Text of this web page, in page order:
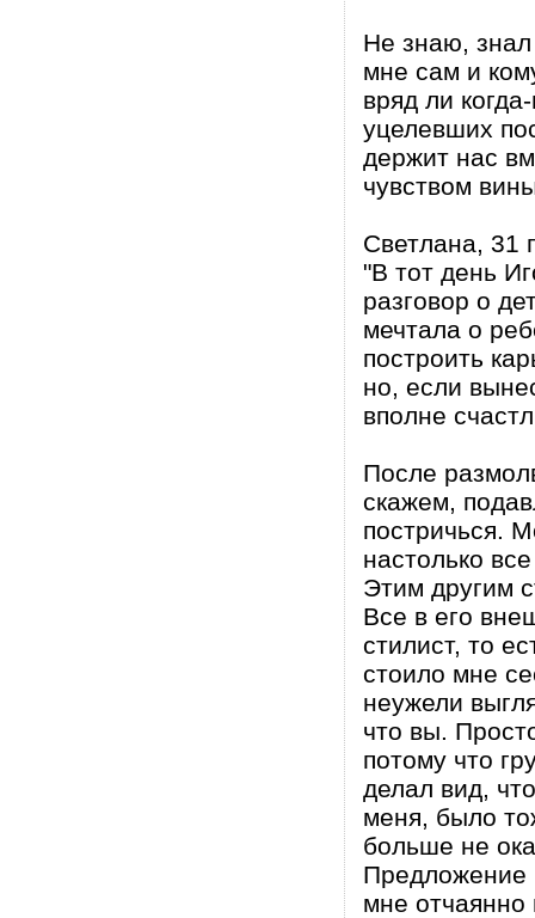
Не знаю,
мне сам и
вряд ли
уцелевших
держит нас
чувством
Светлана, 31
"В тот день
разговор о
мечтала о
построить
но, если
вполне
После
скажем,
постричься.
настолько
Этим другим
Все в его
стилист, то
стоило мне
неужели
что вы.
потому что
делал вид,
меня, было
больше не
Предложение
мне отчаянно